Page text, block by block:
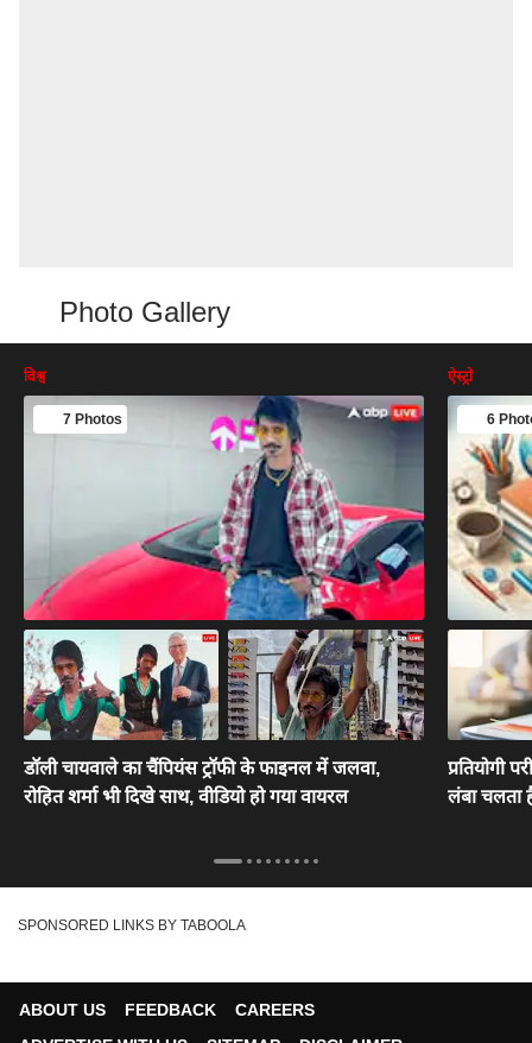
Photo Gallery
विश्व
7 Photos
डॉली चायवाले का चैंपियंस ट्रॉफी के फाइनल में जलवा,
रोहित शर्मा भी दिखे साथ, वीडियो हो गया वायरल
ऐस्ट्रो
6
प्रतियोगी
लंबा चलता
SPONSORED LINKS BY TABOOLA
ABOUT US FEEDBACK
CAREERS